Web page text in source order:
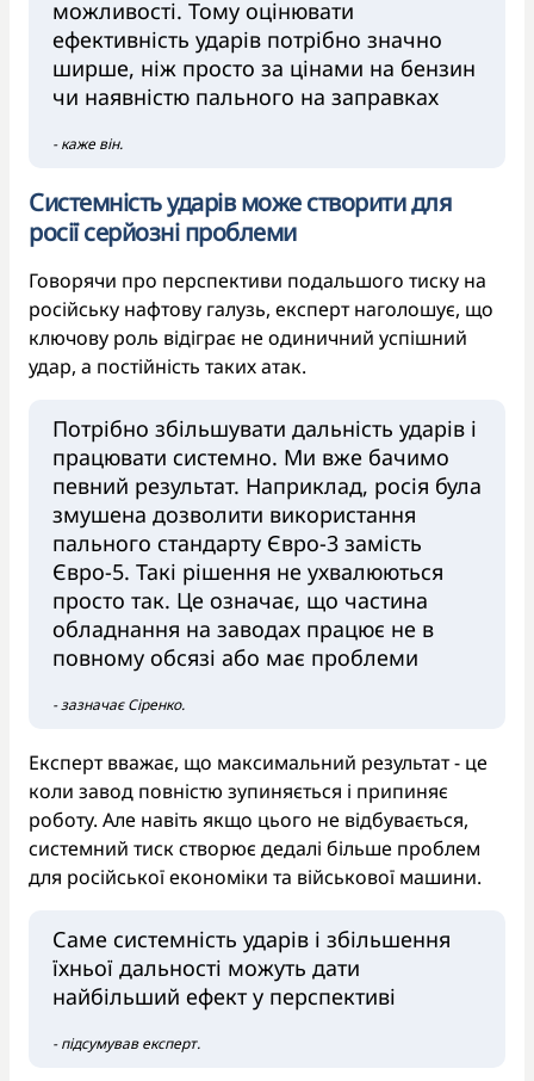
можливості. Тому оцінювати
ефективність ударів потрібно значно
ширше, ніж просто за цінами на бензин
чи наявністю пального на заправках
- каже він.
Системність ударів може створити для
росії серйозні проблеми
Говорячи про перспективи подальшого тиску на
російську нафтову галузь, експерт наголошує, що
ключову роль відіграє не одиничний успішний
удар, а постійність таких атак.
Потрібно збільшувати дальність ударів і
працювати системно. Ми вже бачимо
певний результат. Наприклад, росія була
змушена дозволити використання
пального стандарту Євро-3 замість
Євро-5. Такі рішення не ухвалюються
просто так. Це означає, що частина
обладнання на заводах працює не в
повному обсязі або має проблеми
- зазначає Сіренко.
Експерт вважає, що максимальний результат - це
коли завод повністю зупиняється і припиняє
роботу. Але навіть якщо цього не відбувається,
системний тиск створює дедалі більше проблем
для російської економіки та військової машини.
Саме системність ударів і збільшення
їхньої дальності можуть дати
найбільший ефект у перспективі
- підсумував експерт.